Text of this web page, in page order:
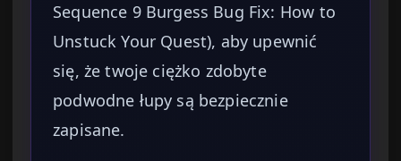
Sequence 9 Burgess Bug Fix: How to
Unstuck Your Quest), aby upewnić
się, że twoje ciężko zdobyte
podwodne łupy są bezpiecznie
zapisane.